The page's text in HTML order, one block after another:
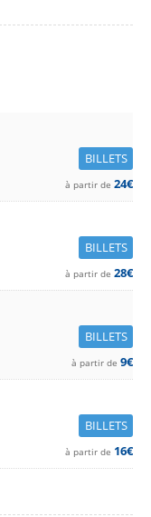
BILLETS
à partir de 24€
BILLETS
à partir de 28€
BILLETS
à partir de 9€
BILLETS
à partir de 16€